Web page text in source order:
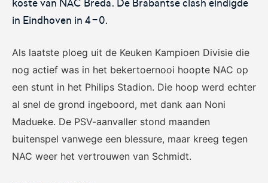
Eurojackpot Vrouwen
Eredivisie
Het officiële kanaal van de
Eurojackpot Vrouwen
Eredivisie met het laatste
nieuws, programma,
standen en alle
KNVB Expertise
Kennis- en innovatiecentrum
voor Betaald Voetbal.
koste van NAC Breda. De Brabantse clash eindigde
in Eindhoven in 4-0.
Als laatste ploeg uit de Keuken Kampioen Divisie die
nog actief was in het bekertoernooi hoopte NAC op
een stunt in het Philips Stadion. Die hoop werd echter
al snel de grond ingeboord, met dank aan Noni
Madueke. De PSV-aanvaller stond maanden
buitenspel vanwege een blessure, maar kreeg tegen
NAC weer het vertrouwen van Schmidt.